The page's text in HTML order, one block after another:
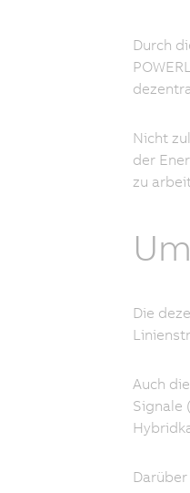
Durch
Nicht
der
zu
Die
Auch
Signale